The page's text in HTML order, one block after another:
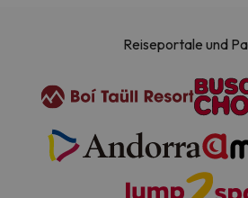
Reiseportale und